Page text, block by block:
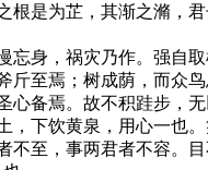
是为芷，其渐之滫，
，祸灾乃作。强自
至焉；树成荫，而
焉。故不积跬步，
下饮黄泉，用心一也
，事两君者不容。